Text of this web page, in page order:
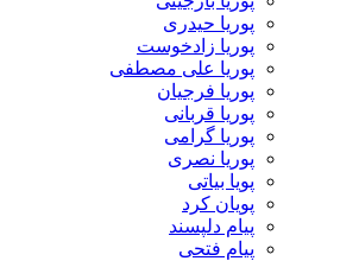
پوریا حیدری
پوریا زادخوست
پوریا علی مصطفی
پوریا فرجیان
پوریا قربانی
پوریا گرامی
پوریا نصری
پویا بیاتی
پویان کرد
پیام دلپسند
پیام فتحی